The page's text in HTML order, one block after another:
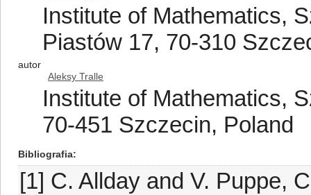
Institute of Mathematics,
Piastów 17, 70-310
autor
Aleksy Tralle
Institute of Mathematics,
70-451 Szczecin, Poland
Bibliografia
[1] C. Allday and V. Puppe,